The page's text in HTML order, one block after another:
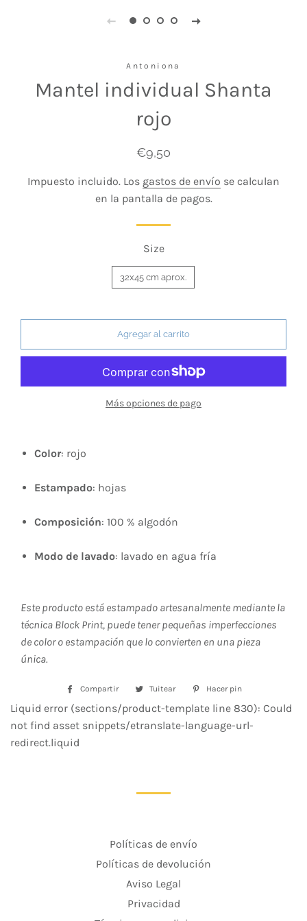
Antoniona
Mantel individual Shanta
rojo
Precio
Precio
venta
€9,50
Impuesto incluido. Los gastos de envío se calculan
en la pantalla de pagos.
Size
32x45 cm aprox.
Agregar al carrito
Más opciones de pago
Color: rojo
Estampado: hojas
Composición: 100 % algodón
Modo de lavado: lavado en agua fría
Este producto está estampado artesanalmente mediante la
técnica Block Print, puede tener pequeñas imperfecciones
de color o estampación que lo convierten en una pieza
única.
Compartir
Compartir
Facebook
Tuitear
TuitearHacer pin
en
Liquid error (sections/product-template line 830): Could
not find asset snippets/etranslate-language-url-
redirect.liquid
Políticas de envío
Políticas de devolución
Aviso Legal
Privacidad